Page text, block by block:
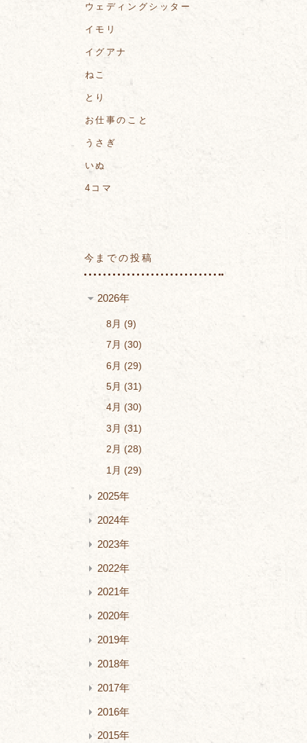
ウェディングシッター
イモリ
イグアナ
ねこ
とり
お仕事のこと
うさぎ
いぬ
4コマ
今までの投稿
2026年
8月
9
7月
30
6月
29
5月
31
4月
30
3月
31
2月
28
1月
29
2025年
2024年
2023年
2022年
2021年
2020年
2019年
2018年
2017年
2016年
2015年